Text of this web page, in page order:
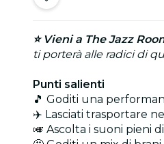
⭐ Vieni a The Jazz
ti porterà alle radici di
Punti salienti
🎵 Goditi una
✈️ Lasciati trasportare
🎺 Ascolta i suoni pieni